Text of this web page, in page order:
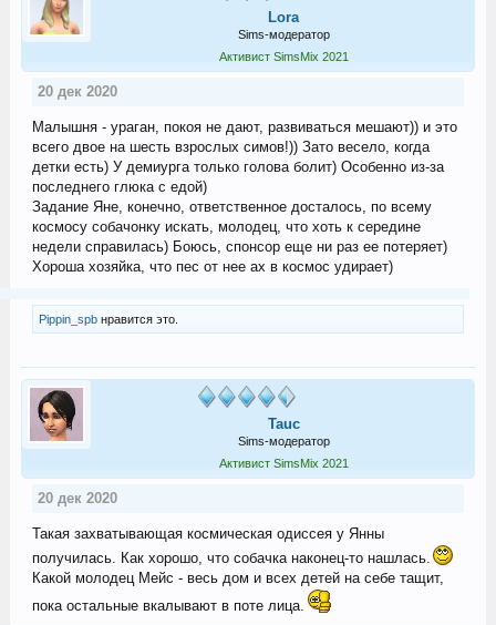
Lora
Sims-модератор
Активист SimsMix 2021
20 дек 2020
Малышня - ураган, покоя не дают, развиваться мешают)) и это
всего двое на шесть взрослых симов!)) Зато весело, когда
детки есть) У демиурга только голова болит) Особенно из-за
последнего глюка с едой)
Задание Яне, конечно, ответственное досталось, по всему
космосу собачонку искать, молодец, что хоть к середине
недели справилась) Боюсь, спонсор еще ни раз ее потеряет)
Хороша хозяйка, что пес от нее ах в космос удирает)
Pippin_spbнравится это.
Tauc
Sims-модератор
Активист SimsMix 2021
20 дек 2020
Такая захватывающая космическая одиссея у Янны
получилась. Как хорошо, что собачка наконец-то нашлась.
Какой молодец Мейс - весь дом и всех детей на себе тащит,
пока остальные вкалывают в поте лица.